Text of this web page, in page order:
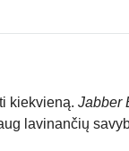
kiekvieną. Jabber
lavinančių